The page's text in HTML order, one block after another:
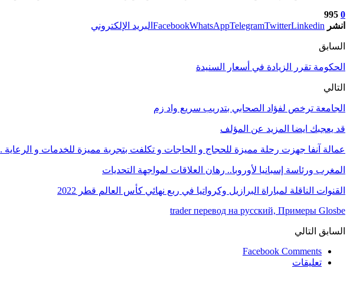
0
995
انشر
FacebookWhatsAppTelegramTwitterLinkedin البريد الإلكتروني
السابق
الحكومة تقرر الزيادة في أسعار السنيدة
التالي
الجامعة ترخص لفؤاد الصحابي بتدريب سريع واد زم
قد يعجبك ايضا المزيد عن المؤلف
عمالة آنفا جهزت رحلة مميزة للحجاج و الحاجات و تكلفت بتجربة مميزة للخدمات و الرعاية .
المغرب ورئاسة إسبانيا لأوروبا.. رهان العلاقات لمواجهة التحديات
القنوات الناقلة لمباراة البرازيل وكرواتيا في ربع نهائي كأس العالم قطر 2022
trader перевод на русский, Примеры Glosbe
السابق التالي
Facebook Comments
تعليقات